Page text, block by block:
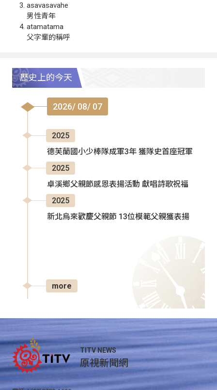
asavasavahe
男性青年
atamatama
父字輩的稱呼
歷史上的今天
2026/ 08/ 07
2025
德芙蘭國小少棒隊成軍3年 獲隊史首座冠軍
2025
卓溪鄉父親節感恩表揚活動 獻唱詩歌祝福
2025
新北烏來歡慶父親節 13位模範父親獲表揚
more
TITV NEWS
原視新聞網